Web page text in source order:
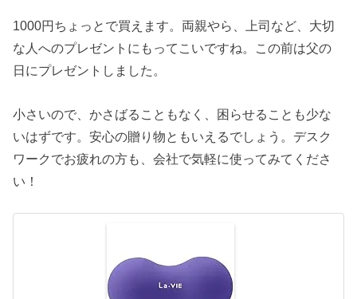
1000円ちょっとで買えます。両親やら、上司など、大切
な人へのプレゼントにもってこいですね。この前は父の
日にプレゼントしました。
小さいので、かさばることもなく、困らせることも少な
いはずです。安心の贈り物ともいえるでしょう。デスク
ワークでお疲れの方も、会社で気軽に使ってみてくださ
い！